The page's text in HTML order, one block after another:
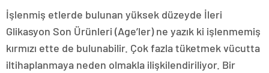
İşlenmiş etlerde bulunan yüksek düzeyde İleri
Glikasyon Son Ürünleri (Age’ler) ne yazık ki işlenmemiş
kırmızı ette de bulunabilir. Çok fazla tüketmek vücutta
iltihaplanmaya neden olmakla ilişkilendiriliyor. Bir